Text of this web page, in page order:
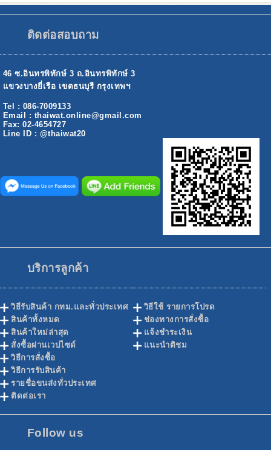
ติดต่อสอบถาม
46 ซ.อินทรพิทักษ์ 3 ถ.อินทรพิทักษ์ 3
แขวงบางยี่เรือ เขตธนบุรี กรุงเทพฯ
Tel : 086-7009133
Email : thaiwat.online@gmail.com
Fax: 02-4654727
Line ID : @thaiwat20
บริการลูกค้า
วิธีรับสินค้า กทม.และทั่วประเทศ
สินค้าทั้งหมด
สินค้าใหม่ล่าสุด
สั่งซื้อผ่านเวปไซด์
วิธีการสั่งซื้อ
วิธีการรับสินค้า
รายชื่อขนส่งทั่วประเทศ
ติดต่อเรา
วิธีใช้ รายการโปรด
ช่องทางการสั่งซื้อ
แจ้งชำระเงิน
แนะนำติชม
Follow us